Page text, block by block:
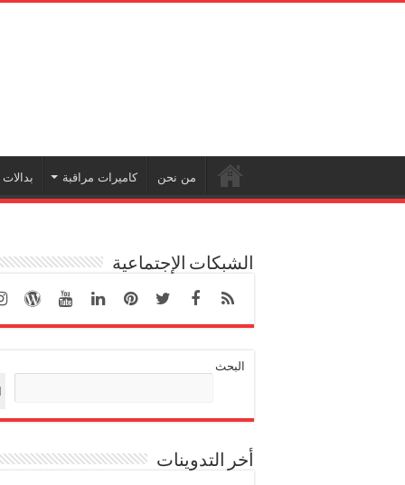
من نحن كاميرات مراقبة بدالات
الشبكات الإجتماعية
البحث
أخر التدوينات